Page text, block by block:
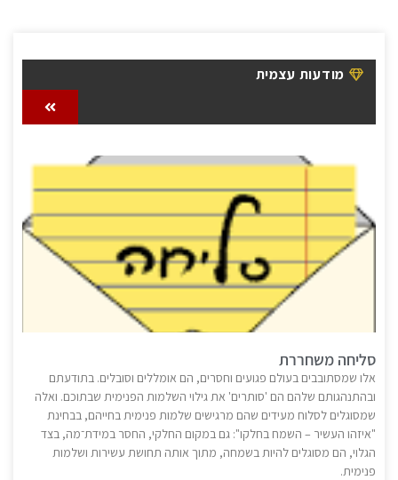
מודעות עצמית
סליחה משחררת
אלו שמסתובבים בעולם פגועים וחסרים, הם אומללים וסובלים. בתודעתם
ובהתנהגותם שלהם הם 'סותרים' את גילוי השלמות הפנימית שבתוכם. ואלה
שמסוגלים לסלוח מעידים שהם מרגישים שלמות פנימית בחייהם, בבחינת
"איזהו העשיר – השמח בחלקו": גם במקום החלקי, החסר במידת־מה, בצד
הגלוי, הם מסוגלים להיות בשמחה, מתוך אותה תחושת עשירות ושלמות
פנימית.